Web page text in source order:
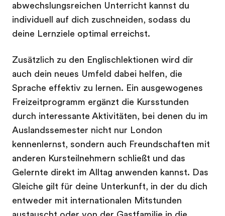
abwechslungsreichen Unterricht kannst du
individuell auf dich zuschneiden, sodass du
deine Lernziele optimal erreichst.
Zusätzlich zu den Englischlektionen wird dir
auch dein neues Umfeld dabei helfen, die
Sprache effektiv zu lernen. Ein ausgewogenes
Freizeitprogramm ergänzt die Kursstunden
durch interessante Aktivitäten, bei denen du im
Auslandssemester nicht nur London
kennenlernst, sondern auch Freundschaften mit
anderen Kursteilnehmern schließt und das
Gelernte direkt im Alltag anwenden kannst. Das
Gleiche gilt für deine Unterkunft, in der du dich
entweder mit internationalen Mitstunden